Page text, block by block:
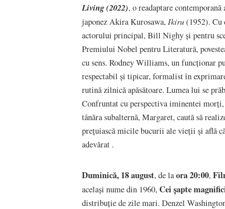
Living (2022), o readaptare
japonez Akira Kurosawa, Ikiru(1952). Cu
actorului principal, Bill Nighy și pentru
Premiului Nobel pentru Literatură,
cu sens. Rodney Williams, un funcționar
respectabil și tipicar, formalist în
rutină zilnică apăsătoare. Lumea lui se
Confruntat cu perspectiva iminentei
tânăra subalternă, Margaret, caută să
prețuiască micile bucurii ale vieții și află
adevărat .
Duminică, 18 august, de laora 20:00,
același nume din 1960, Cei șapte
distribuție de zile mari. Denzel